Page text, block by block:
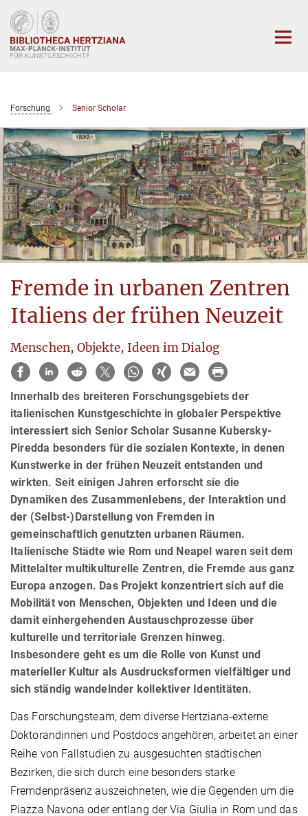
Hauptinhalt
Forschung Senior Scholar
Fremde in urbanen Zentren
Italiens der frühen Neuzeit
Menschen, Objekte, Ideen im Dialog
Innerhalb des breiteren Forschungsgebiets der
italienischen Kunstgeschichte in globaler Perspektive
interessiert sich Senior Scholar Susanne Kubersky-
Piredda besonders für die sozialen Kontexte, in denen
Kunstwerke in der frühen Neuzeit entstanden und
wirkten. Seit einigen Jahren erforscht sie die
Dynamiken des Zusammenlebens, der Interaktion und
der (Selbst-)Darstellung von Fremden in
gemeinschaftlich genutzten urbanen Räumen.
Italienische Städte wie Rom und Neapel waren seit dem
Mittelalter multikulturelle Zentren, die Fremde aus ganz
Europa anzogen. Das Projekt konzentriert sich auf die
Mobilität von Menschen, Objekten und Ideen und die
damit einhergehenden Austauschprozesse über
kulturelle und territoriale Grenzen hinweg.
Insbesondere geht es um die Rolle von Kunst und
materieller Kultur als Ausdrucksformen vielfältiger und
sich ständig wandelnder kollektiver Identitäten.
Das Forschungsteam, dem diverse Hertziana-externe
Doktorandinnen und Postdocs angehören, arbeitet an einer
Reihe von Fallstudien zu ausgesuchten städtischen
Bezirken, die sich durch eine besonders starke
Fremdenpräsenz auszeichneten, wie die Gegenden um die
Piazza Navona oder entlang der Via Giulia in Rom und das